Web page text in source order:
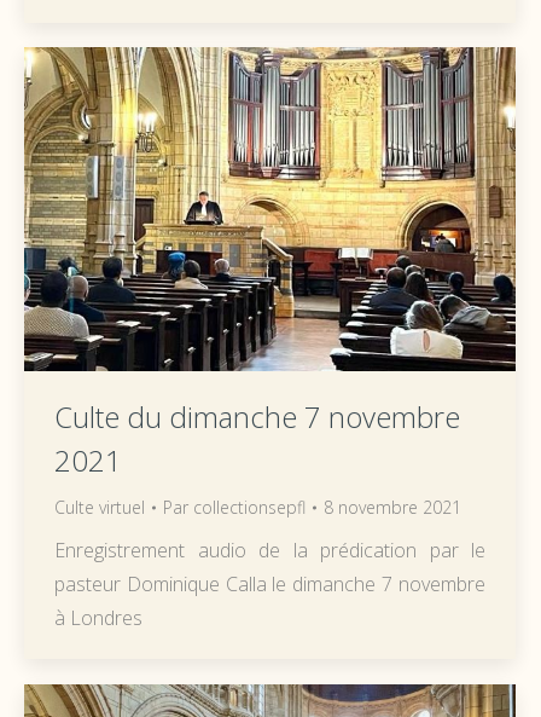
Culte du dimanche 7 novembre
2021
Culte virtuel Par collectionsepfl 8 novembre 2021
Enregistrement audio de la prédication par le
pasteur Dominique Calla le dimanche 7 novembre
à Londres